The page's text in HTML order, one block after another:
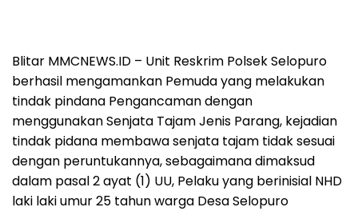
Blitar MMCNEWS.ID – Unit Reskrim Polsek Selopuro
berhasil mengamankan Pemuda yang melakukan
tindak pindana Pengancaman dengan
menggunakan Senjata Tajam Jenis Parang, kejadian
tindak pidana membawa senjata tajam tidak sesuai
dengan peruntukannya, sebagaimana dimaksud
dalam pasal 2 ayat (1) UU, Pelaku yang berinisial NHD
laki laki umur 25 tahun warga Desa Selopuro